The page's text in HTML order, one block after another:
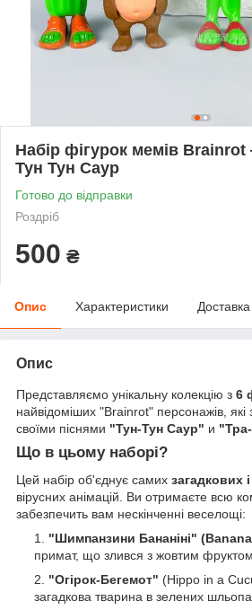
Набір фігурок мемів Brainrot
Тун Тун Саур
Готово до відправки
Роздріб
500 ₴
Опис Характеристики Доставка
Опис
Представляємо унікальну колекцію з 6
найвідоміших "Brainrot" персонажів,
своїми піснями "Тун-Тун Саур" и
Що в цьому наборі?
Цей набір об'єднує самих загадкових
вірусних анімацій. Ви отримаєте всю
забезпечить вам нескінченні веселощі:
"Шимпанзини Бананіні"
примат, що злився з жовтим фруктом.
"Огірок-Бегемот" (Hippo in a
загадкова тварина в зелених